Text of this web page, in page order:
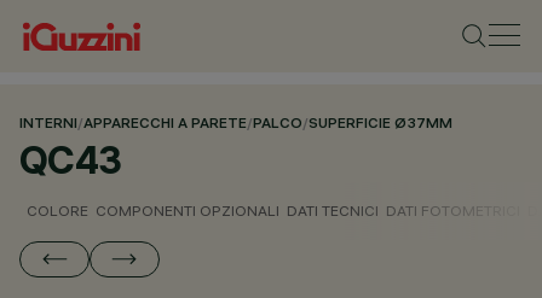
INTERNI/APPARECCHI A PARETE/PALCO/SUPERFICIE Ø37MM
QC43
COLORE COMPONENTI OPZIONALI DATI TECNICI DATI FOTOMETRICI